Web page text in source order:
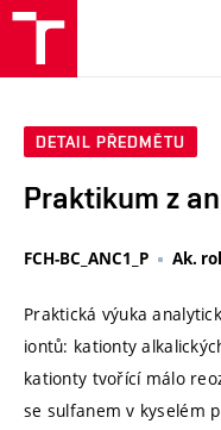
DETAIL PŘEDMĚTU
Praktikum z
FCH-BC_ANC1_P Ak.
Praktická výuka
iontů: kationty
kationty tvořící málo
se sulfanem v kyselém